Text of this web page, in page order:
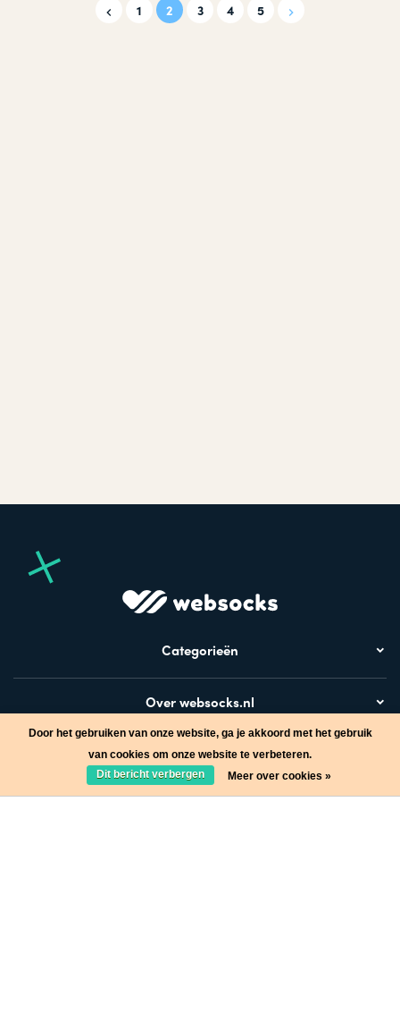
1 2 3 4 5
Categorieën
Over websocks.nl
Bezoek ook
Door het gebruiken van onze website, ga je akkoord met het gebruik
van cookies om onze website te verbeteren.
Dit bericht verbergen
Meer over cookies »